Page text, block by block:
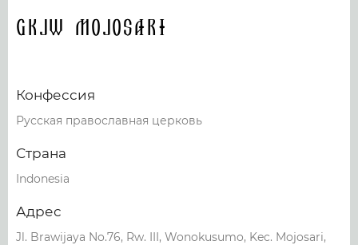
GKJW MOJOSARI
Конфессия
Русская православная церковь
Страна
Indonesia
Адрес
Jl. Brawijaya No.76, Rw. III, Wonokusumo, Kec. Mojosari,